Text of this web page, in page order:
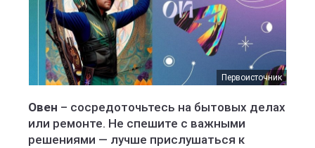
Первоисточник
Овен – сосредоточьтесь на бытовых делах
или ремонте. Не спешите с важными
решениями — лучше прислушаться к